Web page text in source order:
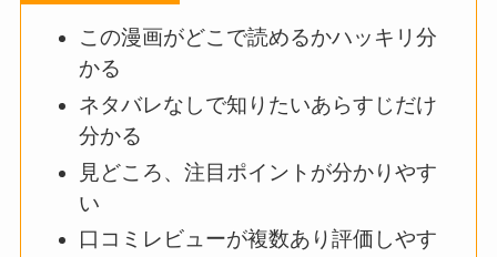
この漫画がどこで読めるかハッキリ分
かる
ネタバレなしで知りたいあらすじだけ
分かる
見どころ、注目ポイントが分かりやす
い
口コミレビューが複数あり評価しやす